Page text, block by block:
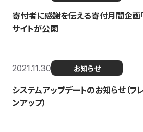
寄付者に感謝を伝える寄付月間企画
サイトが公開
2021.11.30 お知らせ
システムアップデートのお知らせ（フ
ンアップ）